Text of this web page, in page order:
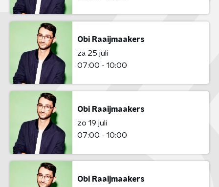
Obi Raaijmaakers
za 25 juli
07:00 - 10:00
Obi Raaijmaakers
zo 19 juli
07:00 - 10:00
Obi Raaijmaakers